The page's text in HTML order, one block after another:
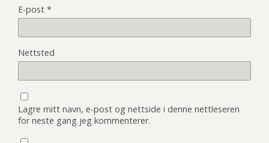
E-post *
Nettsted
Lagre mitt navn, e-post og nettside i denne nettleseren
for neste gang jeg kommenterer.